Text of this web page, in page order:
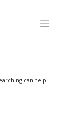
can help.